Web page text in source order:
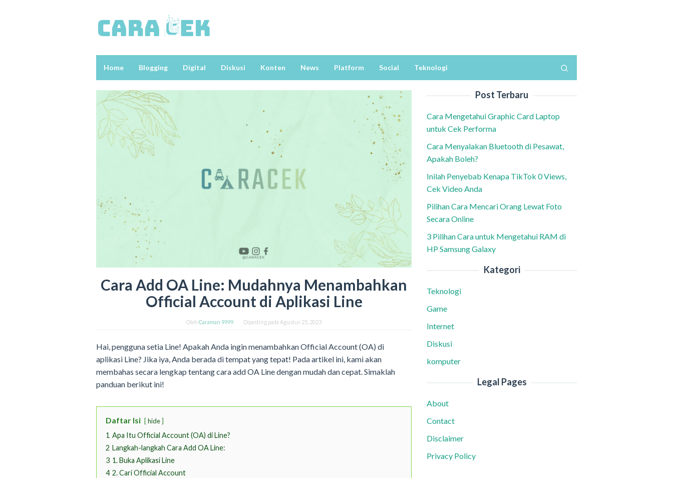
Home Blogging Digital Diskusi Konten News Platform Social Teknologi
Cara Add OA Line: Mudahnya Menambahkan
Official Account di Aplikasi Line
Oleh Caraman 9999 Diposting pada Agustus 25, 2023
Hai, pengguna setia Line! Apakah Anda ingin menambahkan Official Account (OA) di
aplikasi Line? Jika iya, Anda berada di tempat yang tepat! Pada artikel ini, kami akan
membahas secara lengkap tentang cara add OA Line dengan mudah dan cepat. Simaklah
panduan berikut ini!
Daftar Isi hide
1 Apa Itu Official Account (OA) di Line?
2 Langkah-langkah Cara Add OA Line:
3 1. Buka Aplikasi Line
4 2. Cari Official Account
Post Terbaru
Cara Mengetahui Graphic Card Laptop
untuk Cek Performa
Cara Menyalakan Bluetooth di Pesawat,
Apakah Boleh?
Inilah Penyebab Kenapa TikTok 0 Views,
Cek Video Anda
Pilihan Cara Mencari Orang Lewat Foto
Secara Online
3 Pilihan Cara untuk Mengetahui RAM di
HP Samsung Galaxy
Kategori
Teknologi
Game
Internet
Diskusi
komputer
Legal Pages
About
Contact
Disclaimer
Privacy Policy